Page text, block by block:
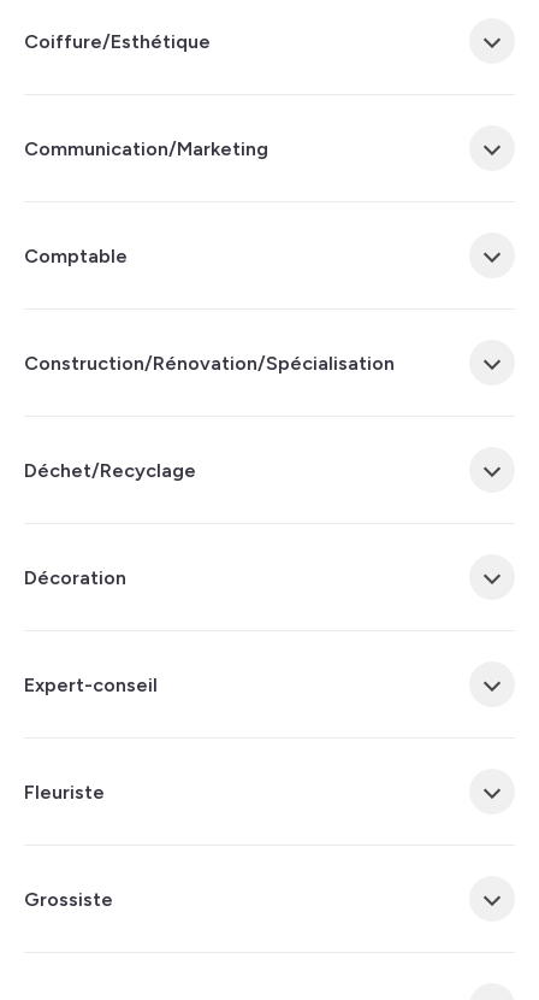
Coiffure/Esthétique
Communication/Marketing
Comptable
Construction/Rénovation/Spécialisation
Déchet/Recyclage
Décoration
Expert-conseil
Fleuriste
Grossiste